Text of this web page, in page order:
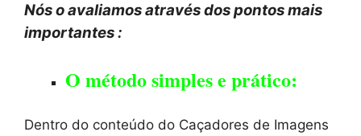
Nós o avaliamos através dos pontos mais
importantes :
O método simples e prático:
Dentro do conteúdo do Caçadores de Imagens